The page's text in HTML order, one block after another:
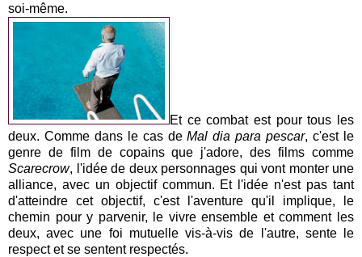
soi-même.
Et ce combat est pour tous les
deux. Comme dans le cas deMal dia para pescar, c'est le
genre de film de copains que j'adore, des films comme
Scarecrow, l'idée de deux personnages qui vont monter une
alliance, avec un objectif commun. Et l'idée n'est pas tant
d'atteindre cet objectif, c'est l'aventure qu'il implique, le
chemin pour y parvenir, le vivre ensemble et comment les
deux, avec une foi mutuelle vis-à-vis de l'autre, sente le
respect et se sentent respectés.